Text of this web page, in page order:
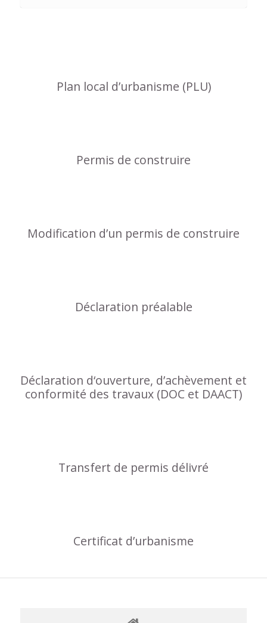
Plan local d’urbanisme (PLU)
Permis de construire
Modification d’un permis de construire
Déclaration préalable
Déclaration d‘ouverture, d’achèvement et
conformité des travaux (DOC et DAACT)
Transfert de permis délivré
Certificat d’urbanisme